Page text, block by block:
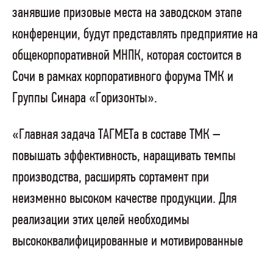
занявшие призовые места на заводском этапе
конференции, будут представлять предприятие на
общекорпоративной МНПК, которая состоится в
Сочи в рамках корпоративного форума ТМК и
Группы Синара «Горизонты».
«Главная задача ТАГМЕТа в составе ТМК –
повышать эффективность, наращивать темпы
производства, расширять сортамент при
неизменно высоком качестве продукции. Для
реализации этих целей необходимы
высококвалифицированные и мотивированные